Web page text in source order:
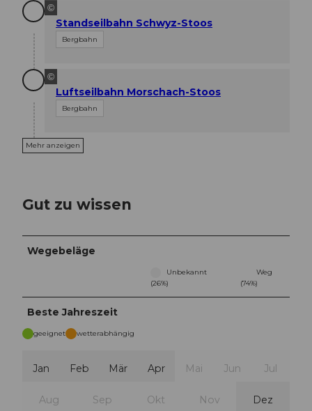
©
Standseilbahn Schwyz-Stoos
Bergbahn
©
Luftseilbahn Morschach-Stoos
Bergbahn
Mehr anzeigen
Gut zu wissen
Wegebeläge
Unbekannt
(26%)
Weg
(74%)
Beste Jahreszeit
geeignet wetterabhängig
Jan Feb Mär Apr Mai Jun Jul
Aug Sep Okt Nov Dez